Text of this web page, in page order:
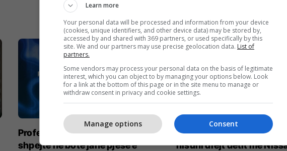
Profesionet me rritjen më të
shpejtë në botë janë pjesë e
Deri në 10,000 euro zbritje
nisuni drejt detit me
Learn more
Your personal data will be processed and information from your device
(cookies, unique identifiers, and other device data) may be stored by,
accessed by and shared with 369 partners, or used specifically by this
site. We and our partners may use precise geolocation data. List of
partners.
Some vendors may process your personal data on the basis of legitimate
interest, which you can object to by managing your options below. Look
for a link at the bottom of this page or in the site menu to manage or
withdraw consent in privacy and cookie settings.
Consent
Manage options